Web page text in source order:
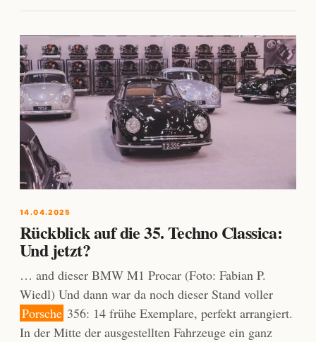
14.04.2025
Rückblick auf die 35. Techno Classica:
Und jetzt?
… and dieser BMW M1 Procar (Foto: Fabian P.
Wiedl) Und dann war da noch dieser Stand voller
Porsche 356: 14 frühe Exemplare, perfekt arrangiert.
In der Mitte der ausgestellten Fahrzeuge ein ganz